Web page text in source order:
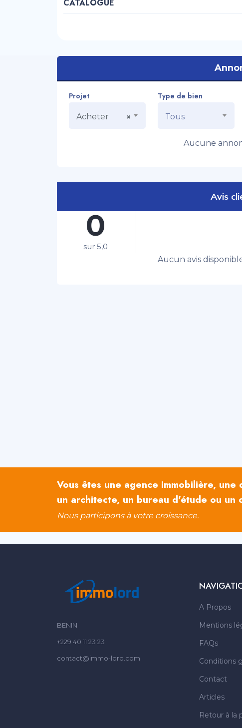
CATALOGUE
Projet
×
Acheter
Type de bien
Tous
Aucune
Avis
0
sur 5,0
Aucun avis
Vous êtes une agence immobilière, une
un architecte, un bureau d'étude ou un
Nous participons à votre croissance.
BENIN
+229 40 11 23 23
contact@immo-lord.com
A Propos
Mentions
FAQs
Conditions
Contact
Articles
Retour à la